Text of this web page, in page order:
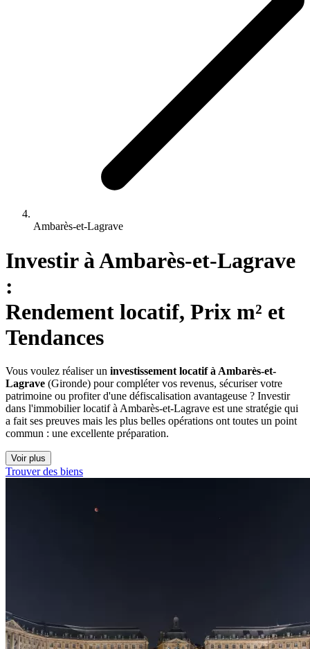
Ambarès-et-Lagrave
Investir àAmbarès-et-Lagrave
:
Rendement locatif, Prix m² et
Tendances
Vous voulez réaliser un investissement locatif à Ambarès-et-
Lagrave (Gironde) pour compléter vos revenus, sécuriser votre
patrimoine ou profiter d'une défiscalisation avantageuse ? Investir
dans l'immobilier locatif à Ambarès-et-Lagrave est une stratégie qui
a fait ses preuves mais les plus belles opérations ont toutes un point
commun : une excellente préparation.
Voir plus
Trouver des biens